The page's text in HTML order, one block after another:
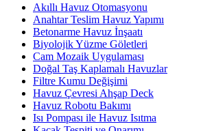
Akıllı Havuz Otomasyonu
Anahtar Teslim Havuz Yapımı
Betonarme Havuz İnşaatı
Biyolojik Yüzme Göletleri
Cam Mozaik Uygulaması
Doğal Taş Kaplamalı Havuzlar
Filtre Kumu Değişimi
Havuz Çevresi Ahşap Deck
Havuz Robotu Bakımı
Isı Pompası ile Havuz Isıtma